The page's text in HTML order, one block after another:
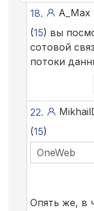
18. A_Max
(15) вы
сотовой
потоки
22.
(15)
OneWeb
Опять же, в